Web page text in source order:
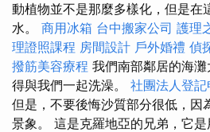
動植物並不是那麼多樣化，但是在
水。 商用冰箱 台中搬家公司 護理
理證照課程 房間設計 戶外婚禮 偵
撥筋美容療程 我們南部鄰居的海
得與我們一起洗澡。 社團法人登
但是，不要後悔沙質部分很低，因
景象。 這是克羅地亞的兄弟，它是